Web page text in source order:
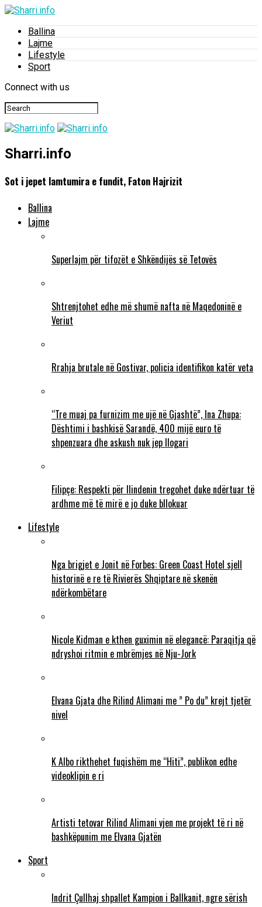
Ballina
Lajme
Lifestyle
Sport
Connect with us
Sharri.info
Sot i jepet lamtumira e fundit, Faton Hajrizit
Ballina
Lajme
Superlajm për tifozët e Shkëndijës së Tetovës
Shtrenjtohet edhe më shumë nafta në Maqedoninë e
Veriut
Rrahja brutale në Gostivar, policia identifikon katër veta
“Tre muaj pa furnizim me ujë në Gjashtë”, Ina Zhupa:
Dështimi i bashkisë Sarandë, 400 mijë euro të
shpenzuara dhe askush nuk jep llogari
Filipçe: Respekti për Ilindenin tregohet duke ndërtuar të
ardhme më të mirë e jo duke bllokuar
Lifestyle
Nga brigjet e Jonit në Forbes: Green Coast Hotel sjell
historinë e re të Rivierës Shqiptare në skenën
ndërkombëtare
Nicole Kidman e kthen guximin në elegancë: Paraqitja që
ndryshoi ritmin e mbrëmjes në Nju-Jork
Elvana Gjata dhe Rilind Alimani me ” Po du” krejt tjetër
nivel
K Albo rikthehet fuqishëm me “Hiti”, publikon edhe
videoklipin e ri
Artisti tetovar Rilind Alimani vjen me projekt të ri në
bashkëpunim me Elvana Gjatën
Sport
Indrit Çullhaj shpallet Kampion i Ballkanit, ngre sërish